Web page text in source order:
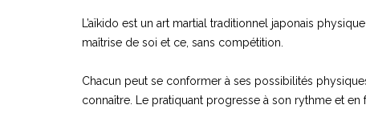
L’aïkido est un art martial traditionnel japonais
maîtrise de soi et ce, sans compétition.
Chacun peut se conformer à ses possibilités
connaître. Le pratiquant progresse à son rythme et